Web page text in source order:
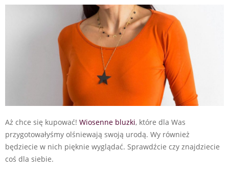
Aż chce się kupować! Wiosenne bluzki, które dla Was
przygotowałyśmy olśniewają swoją urodą. Wy również
będziecie w nich pięknie wyglądać. Sprawdźcie czy znajdziecie
coś dla siebie.